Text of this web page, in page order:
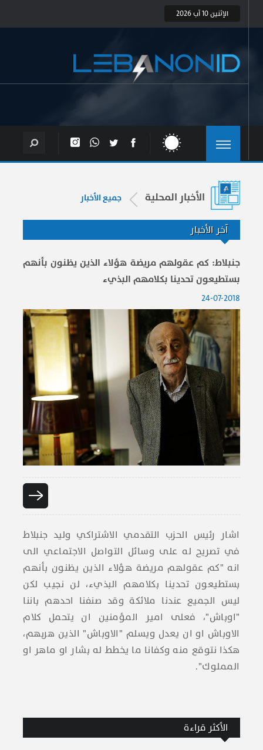
الإثنين 10 آب 2026
الأخبار المحلية جميع الأخبار
آخر الأخبار
جنبلاط: كم عقولهم مريضة هؤلاء الذين يظنون بأنهم
بستطيعون تحدينا بكلامهم البذيء
24-07-2018
اشار رئيس ​الحزب التقدمي الاشتراكي​ ​وليد جنبلاط​
في تصريح له على ​وسائل التواصل الاجتماعي​ الى
انه "كم عقولهم مريضة هؤلاء الذين يظنون بأنهم
بستطيعون تحدينا بكلامهم البذيء، لن نجيب لكن
ليس الجميع عندنا ملائكة وقد صنفنا احدهم باننا
"اوباش"، فعلى امير المؤمنين ان يتحمل كلام
الاوباش او ان يعدل ويسلم "الاوباش" الذين هربهم،
هكذا نتوقع منه وكفانا ما يخطط له بشار او ماهر او
المملوك".
الأكثر قراءة